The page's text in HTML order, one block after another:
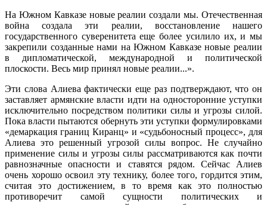
На Южном Кавказе новые реалии создали мы. Отечественная
война создала эти реалии, восстановление нашего
государственного суверенитета еще более усилило их, и мы
закрепили созданные нами на Южном Кавказе новые реалии
в дипломатической, международной и политической
плоскости. Весь мир принял новые реалии...».
Эти слова Алиева фактически еще раз подтверждают, что он
заставляет армянские власти идти на односторонние уступки
исключительно посредством политики силы и угрозы силой.
Пока власти пытаются обернуть эти уступки формулировками
«демаркация границ Киранц» и «судьбоносный процесс», для
Алиева это решенный угрозой силы вопрос. Не случайно
применение силы и угрозы силы рассматриваются как почти
равнозначные опасности и ставятся рядом. Сейчас Алиев
очень хорошо освоил эту технику, более того, гордится этим,
считая это достижением, в то время как это полностью
противоречит самой сущности политических и